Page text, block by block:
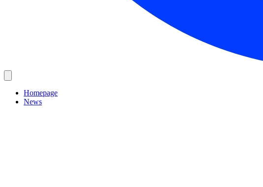
Homepage
News